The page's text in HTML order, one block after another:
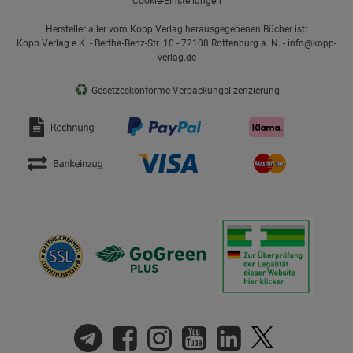
Hersteller aller vom Kopp Verlag herausgegebenen Bücher ist:
Kopp Verlag e.K. - Bertha-Benz-Str. 10 - 72108 Rottenburg a. N. - info@kopp-
verlag.de
♻ Gesetzeskonforme Verpackungslizenzierung
Statistik Cookies (2) Statistik Cookies
Beschreibung Statistik Cookies
Marketing Cookies (3) Marketing Cookies
Beschreibung Marketing Cookies